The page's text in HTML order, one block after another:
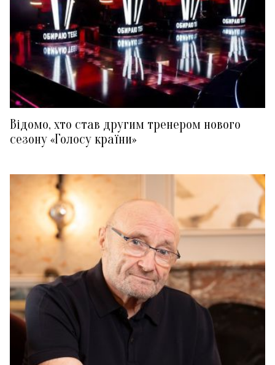
Відомо, хто став другим тренером нового
сезону «Голосу країни»